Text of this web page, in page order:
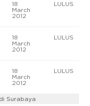
18
March
2012
LULUS
18
March
2012
LULUS
18
March
2012
LULUS
Surabaya